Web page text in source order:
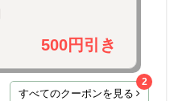
500円引き
すべてのクーポンを見る
2